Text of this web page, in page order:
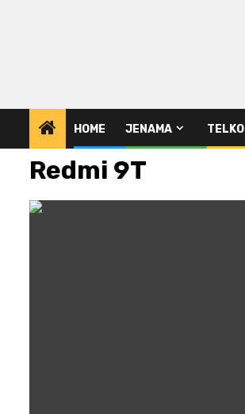
HOME JENAMA TELKO
Redmi 9T